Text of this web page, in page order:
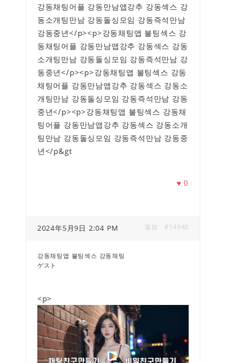
강동채팅어플 강동만남앱강추 강동섹스 강
동소개팅만남 강동돌싱모임 강동즉석만남
강동중년</p><p>강동채팅앱 불팅섹스 강
동채팅어플 강동만남앱강추 강동섹스 강동
소개팅만남 강동돌싱모임 강동즉석만남 강
동중년</p><p>강동채팅앱 불팅섹스 강동
채팅어플 강동만남앱강추 강동섹스 강동소
개팅만남 강동돌싱모임 강동즉석만남 강동
중년</p><p>강동채팅앱 불팅섹스 강동채
팅어플 강동만남앱강추 강동섹스 강동소개
팅만남 강동돌싱모임 강동즉석만남 강동중
년</p&gt
♥0
2024年5月9日 2:04 PM #14940
返信
강동채팅앱 불팅섹스 강동채팅
ゲスト
<p>